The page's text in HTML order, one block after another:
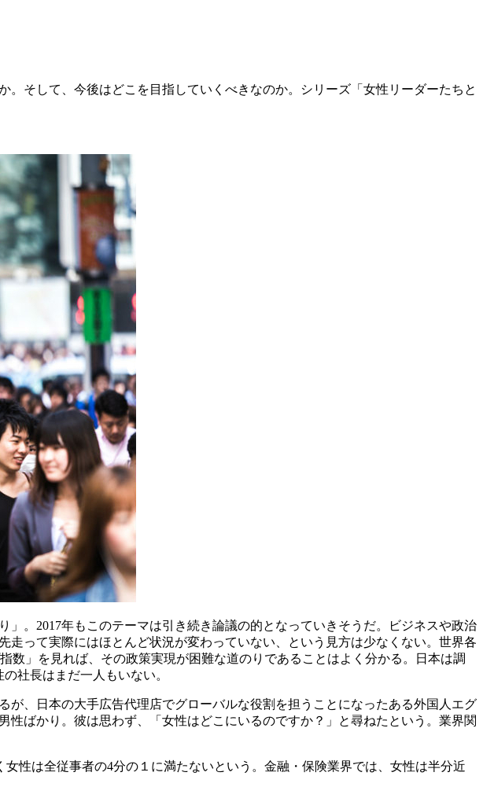
そして、今後はどこを目指していくべきなのか。シリーズ「女性リーダーたちと
。2017年もこのテーマは引き続き論議の的となっていきそうだ。ビジネスや政治
って実際にはほとんど状況が変わっていない、という見方は少なくない。世界各
数」を見れば、その政策実現が困難な道のりであることはよく分かる。日本は調
社長はまだ一人もいない。
、日本の大手広告代理店でグローバルな役割を担うことになったある外国人エグ
ばかり。彼は思わず、「女性はどこにいるのですか？」と尋ねたという。業界関
性は全従事者の4分の１に満たないという。金融・保険業界では、女性は半分近